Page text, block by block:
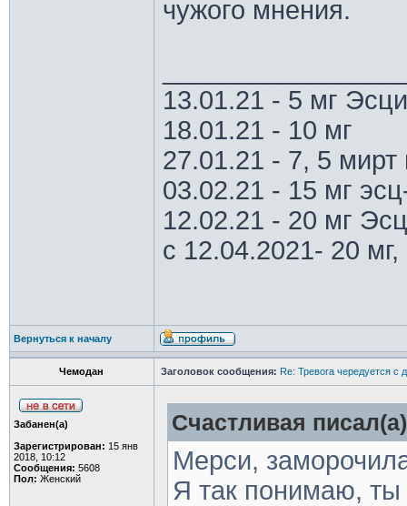
чужого мнения.
13.01.21 - 5 мг
18.01.21 - 10 мг
27.01.21 - 7, 5 мирт
03.02.21 - 15 мг
12.02.21 - 20 мг
с 12.04.2021- 20 мг,
Вернуться к началу
Чемодан Заголовок сообщения: Re: Тревога чередуется с
Забанен(а)
Зарегистрирован: 15 янв
2018, 10:12
Сообщения: 5608
Пол: Женский
Счастливая
Мерси,
Я так понимаю, ты